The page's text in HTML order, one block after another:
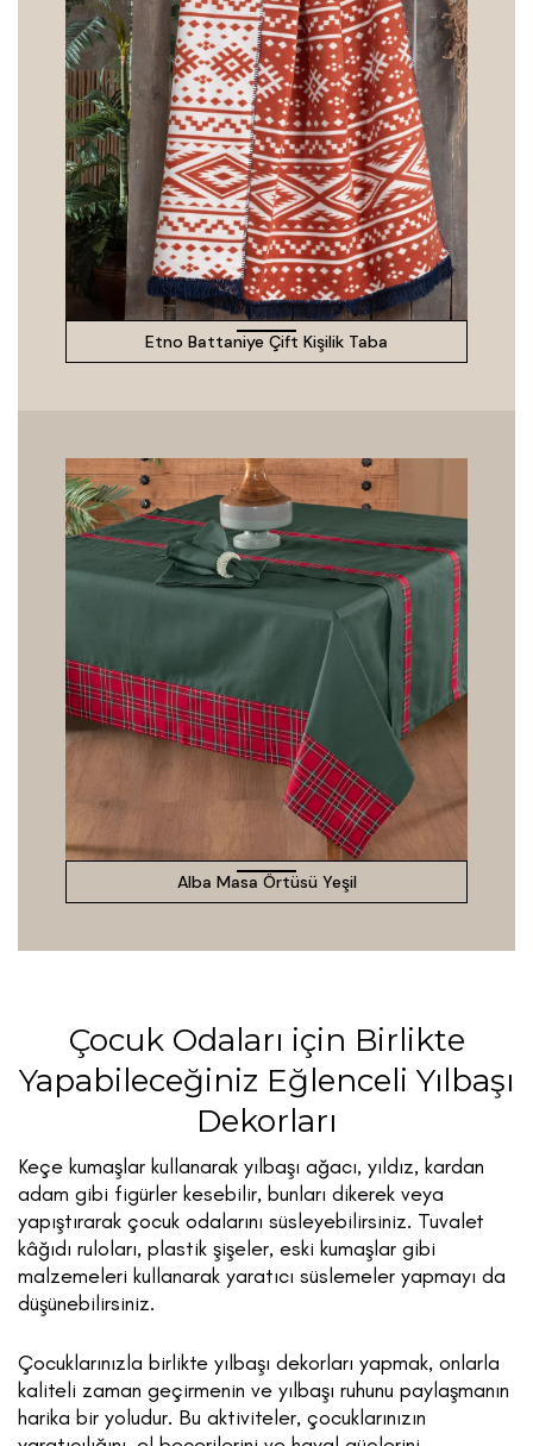
Etno Battaniye Çift Kişilik Taba
Alba Masa Örtüsü Yeşil
Çocuk Odaları için Birlikte
Yapabileceğiniz Eğlenceli Yılbaşı
Dekorları
Keçe kumaşlar kullanarak yılbaşı ağacı, yıldız, kardan
adam gibi figürler kesebilir, bunları dikerek veya
yapıştırarak çocuk odalarını süsleyebilirsiniz. Tuvalet
kâğıdı ruloları, plastik şişeler, eski kumaşlar gibi
malzemeleri kullanarak yaratıcı süslemeler yapmayı da
düşünebilirsiniz.
Çocuklarınızla birlikte yılbaşı dekorları yapmak, onlarla
kaliteli zaman geçirmenin ve yılbaşı ruhunu paylaşmanın
harika bir yoludur. Bu aktiviteler, çocuklarınızın